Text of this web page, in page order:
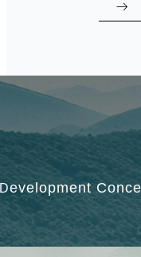
Development
ꁹ